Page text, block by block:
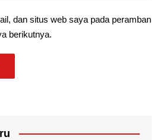
dan situs web saya pada peramban
berikutnya.